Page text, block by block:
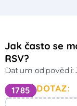
Jak často se
RSV?
Datum odpovědi:
1785 DOTAZ: